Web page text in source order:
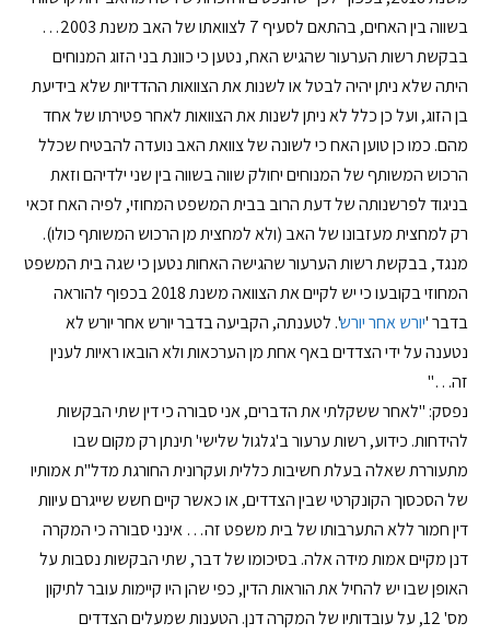
בשווה בין האחים, בהתאם לסעיף 7 לצוואתו של האב משנת 2003…
בבקשת רשות הערעור שהגיש האח, נטען כי כוונת בני הזוג המנוחים
היתה שלא ניתן יהיה לבטל או לשנות את הצוואות ההדדיות שלא בידיעת
בן הזוג, ועל כן כלל לא ניתן לשנות את הצוואות לאחר פטירתו של אחד
מהם. כמו כן טוען האח כי לשונה של צוואת האב נועדה להבטיח שכלל
הרכוש המשותף של המנוחים יחולק שווה בשווה בין שני ילדיהם וזאת
בניגוד לפרשנותה של דעת הרוב בבית המשפט המחוזי, לפיה האח זכאי
רק למחצית מעזבונו של האב (ולא למחצית מן הרכוש המשותף כולו).
מנגד, בבקשת רשות הערעור שהגישה האחות נטען כי שגה בית המשפט
המחוזי בקובעו כי יש לקיים את הצוואה משנת 2018 בכפוף להוראה
בדבר 'יורש אחר יורש'. לטענתה, הקביעה בדבר יורש אחר יורש לא
נטענה על ידי הצדדים באף אחת מן הערכאות ולא הובאו ראיות לענין
זה…"
נפסק: "לאחר ששקלתי את הדברים, אני סבורה כי דין שתי הבקשות
להידחות. כידוע, רשות ערעור ב'גלגול שלישי' תינתן רק מקום שבו
מתעוררת שאלה בעלת חשיבות כללית ועקרונית החורגת מדל"ת אמותיו
של הסכסוך הקונקרטי שבין הצדדים, או כאשר קיים חשש שייגרם עיוות
דין חמור ללא התערבותו של בית משפט זה… אינני סבורה כי המקרה
דנן מקיים אמות מידה אלה. בסיכומו של דבר, שתי הבקשות נסבות על
האופן שבו יש להחיל את הוראות הדין, כפי שהן היו קיימות עובר לתיקון
מס' 12, על עובדותיו של המקרה דנן. הטענות שמעלים הצדדים